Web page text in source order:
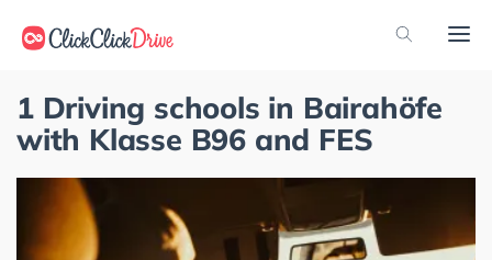
1 Driving schools in Bairahöfe
with Klasse B96 and FES